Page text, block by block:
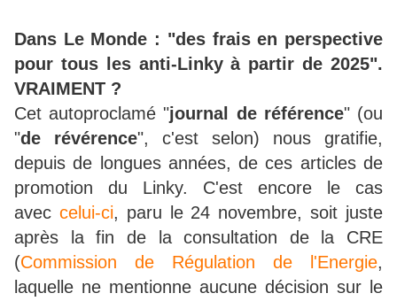
Dans Le Monde : "des frais en perspective
pour tous les anti-Linky à partir de 2025".
VRAIMENT ?
Cet autoproclamé "journal de référence" (ou
"de révérence", c'est selon) nous gratifie,
depuis de longues années, de ces articles de
promotion du Linky. C'est encore le cas
avec celui-ci, paru le 24 novembre, soit juste
après la fin de la consultation de la CRE
(Commission de Régulation de l'Energie,
laquelle ne mentionne aucune décision sur le